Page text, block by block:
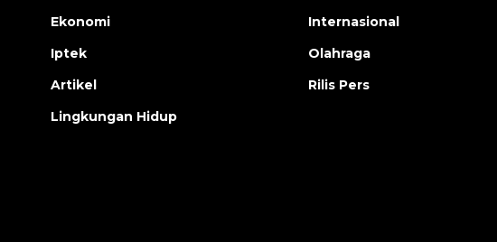
Ekonomi
Iptek
Artikel
Lingkungan Hidup
Internasional
Olahraga
Rilis Pers